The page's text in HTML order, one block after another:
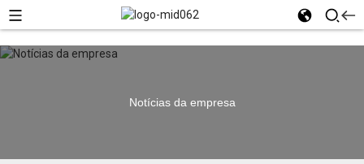
Notícias da empresa